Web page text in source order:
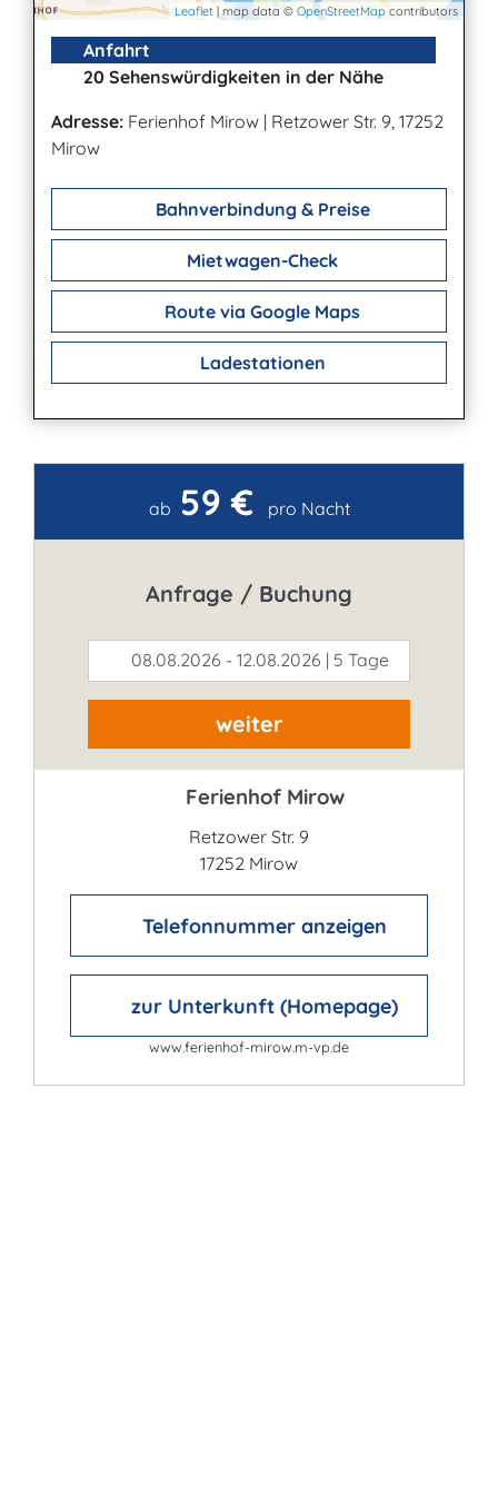
Leaflet | map data © OpenStreetMap contributors
Anfahrt
20 Sehenswürdigkeiten in der Nähe
Adresse: Ferienhof Mirow | Retzower Str. 9, 17252
Mirow
Bahnverbindung & Preise
Mietwagen-Check
Route via Google Maps
Ladestationen
Kontakt
ab 59 € pro Nacht
Anfrage / Buchung
08.08.2026 - 12.08.2026 | 5 Tage
weiter
Ferienhof Mirow
Retzower Str. 9
17252 Mirow
Telefonnummer anzeigen
zur Unterkunft (Homepage)
www.ferienhof-mirow.m-vp.de